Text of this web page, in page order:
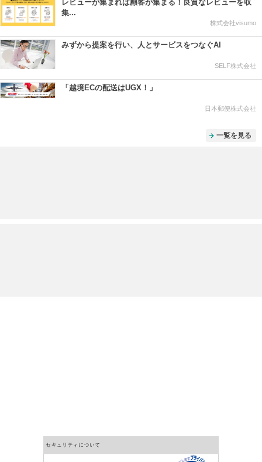
レビューが集まれば顧客が集まる！良質なレビューを収
集...
株式会社visumo
みずから提案を行い、人とサービスをつなぐAI
SELF株式会社
「越境ECの配送はUGX！」
日本郵便株式会社
一覧を見る